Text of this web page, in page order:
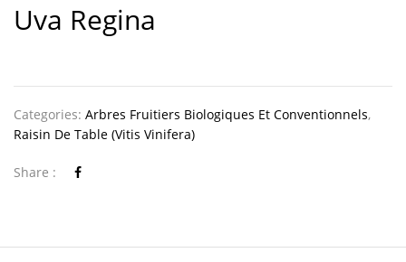
Uva Regina
Categories: Arbres Fruitiers Biologiques Et Conventionnels,
Raisin De Table (Vitis Vinifera)
Share :